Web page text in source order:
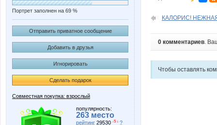
Портрет заполнен на 69 %
Отправить приватное сообщение
Добавить в друзья
Игнорировать
Сделать подарок
Совместная покупка: взрослый
популярность:
263 место
рейтинг 29530 -5 ↓ ?
КАЛОРИС!
0 комментариев.
Чтобы оставлять